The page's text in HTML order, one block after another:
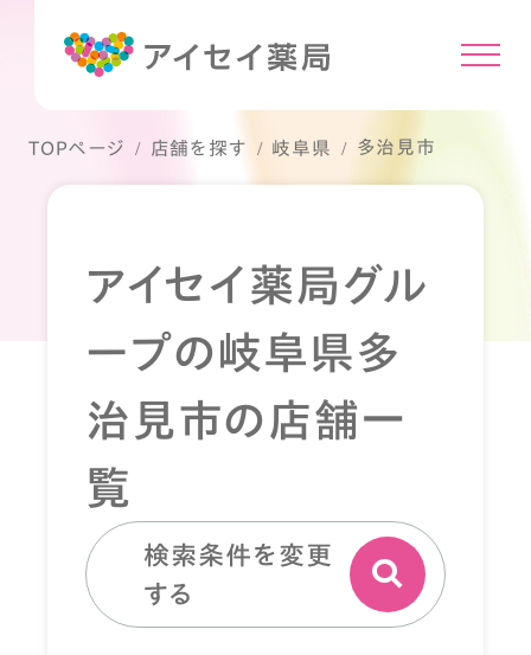
TOPページ 店舗を探す 岐阜県 多治見市
アイセイ薬局グル
ープの岐阜県多
治見市の店舗一
覧
検索条件を変更
する